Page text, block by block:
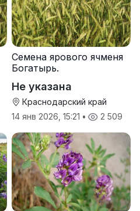
Семена ярового ячменя
Богатырь.
Не указана
Краснодарский край
14 янв 2026, 15:21 • 2 509